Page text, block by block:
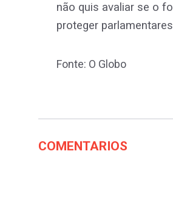
não quis avaliar se o
proteger
Fonte: O Globo
COMENTARIOS